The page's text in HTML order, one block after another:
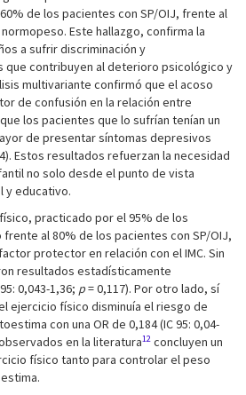
de los pacientes con SP/OIJ, frente al
Este hallazgo, confirma la
a sufrir discriminación y
que contribuyen al deterioro psicológico y
multivariante confirmó que el acoso
de confusión en la relación entre
los pacientes que lo sufrían tenían un
de presentar síntomas depresivos
Estos resultados refuerzan la necesidad
no solo desde el punto de vista
y educativo.
practicado por el 95% de los
al 80% de los pacientes con SP/OIJ,
protector en relación con el IMC. Sin
resultados estadísticamente
0,043-1,36; p= 0,117). Por otro lado, sí
ejercicio físico disminuía el riesgo de
con una OR de 0,184 (IC 95: 0,04-
en la literatura12 concluyen un
físico tanto para controlar el peso